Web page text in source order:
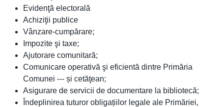
Evidenţă electorală
Achiziţii publice
Vânzare-cumpărare;
Impozite şi taxe;
Ajutorare comunitară;
Comunicare operativă şi eficientă dintre Primăria
Comunei --- și cetăţean;
Asigurare de servicii de documentare la bibliotecă;
Îndeplinirea tuturor obligațiilor legale ale Primăriei,